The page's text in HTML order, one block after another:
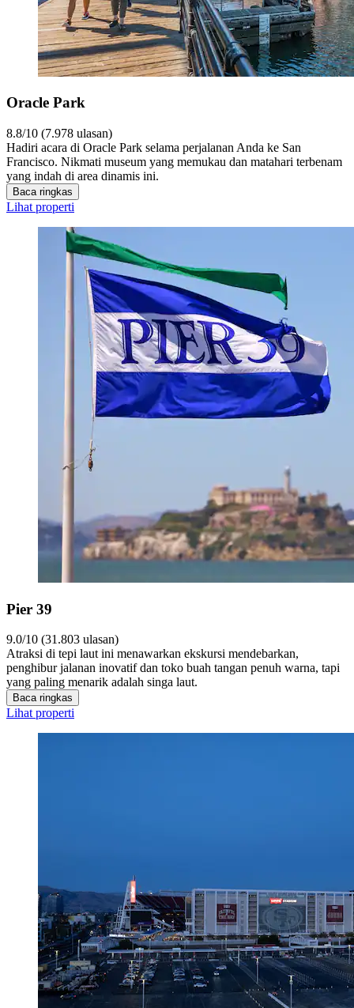
Oracle Park
8.8/10 (7.978 ulasan)
Hadiri acara di Oracle Park selama perjalanan Anda ke San
Francisco. Nikmati museum yang memukau dan matahari terbenam
yang indah di area dinamis ini.
Baca ringkas
Lihat properti
Pier 39
9.0/10 (31.803 ulasan)
Atraksi di tepi laut ini menawarkan ekskursi mendebarkan,
penghibur jalanan inovatif dan toko buah tangan penuh warna, tapi
yang paling menarik adalah singa laut.
Baca ringkas
Lihat properti